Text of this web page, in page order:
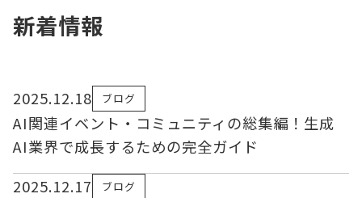
新着情報
2025.12.18 ブログ
AI関連イベント・コミュニティの総集編！生成
AI業界で成長するための完全ガイド
2025.12.17
ブログ